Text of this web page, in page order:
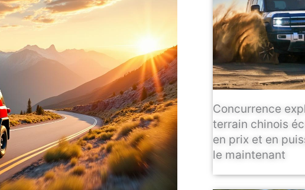
Concurrence
terrain chinois
en prix et en
le maintenant